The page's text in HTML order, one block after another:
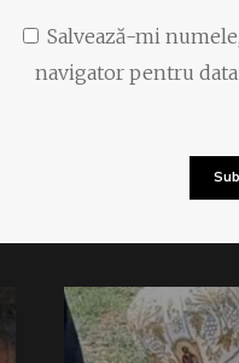
Salvează-mi
navigator pentru